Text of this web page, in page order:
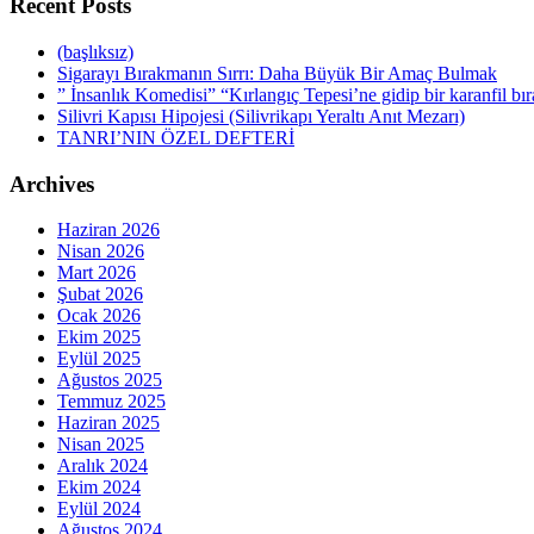
Recent Posts
(başlıksız)
Sigarayı Bırakmanın Sırrı: Daha Büyük Bir Amaç Bulmak
” İnsanlık Komedisi” “Kırlangıç Tepesi’ne gidip bir karanfil
Silivri Kapısı Hipojesi (Silivrikapı Yeraltı Anıt Mezarı)
TANRI’NIN ÖZEL DEFTERİ
Archives
Haziran 2026
Nisan 2026
Mart 2026
Şubat 2026
Ocak 2026
Ekim 2025
Eylül 2025
Ağustos 2025
Temmuz 2025
Haziran 2025
Nisan 2025
Aralık 2024
Ekim 2024
Eylül 2024